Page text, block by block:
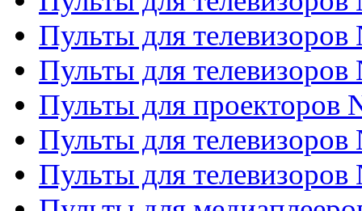
Пульты для телевизоров
Пульты для телевизоров
Пульты для проекторов
Пульты для телевизоров
Пульты для телевизоров